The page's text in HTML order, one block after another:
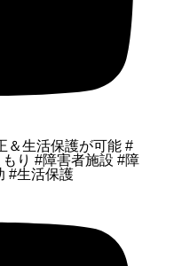
＆生活保護が可能 #
り #障害者施設 #障
#生活保護